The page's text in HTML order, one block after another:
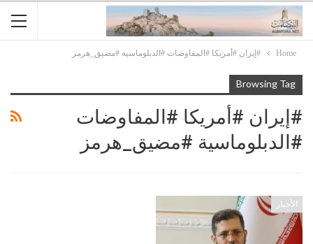
Home #إيران #أمريكا #المفاوضات #الدبلوماسية #مضيق_هرمز
Browsing Tag
#إيران #أمريكا #المفاوضات
#الدبلوماسية #مضيق_هرمز
الأخبار